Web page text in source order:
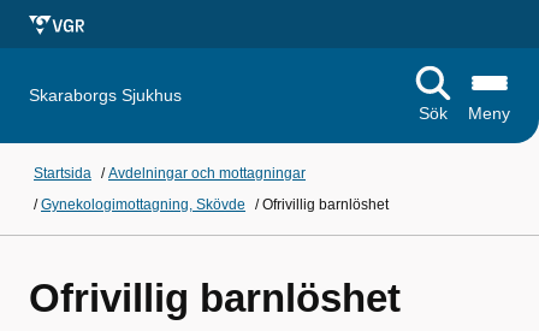
Skaraborgs Sjukhus
Sök
Meny
Startsida /Avdelningar och mottagningar
/Gynekologimottagning, Skövde /Ofrivillig barnlöshet
Ofrivillig barnlöshet